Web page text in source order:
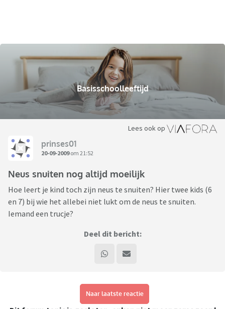
Basisschoolleeftijd
Lees ook op
prinses01
20-09-2009om 21:52
Neus snuiten nog altijd moeilijk
Hoe leert je kind toch zijn neus te snuiten? Hier twee kids (6
en 7) bij wie het allebei niet lukt om de neus te snuiten.
Iemand een trucje?
Deel dit bericht:
Naar laatste reactie